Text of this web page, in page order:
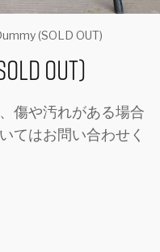
(SOLD OUT)
OUT)
傷や汚れがある場合
てはお問い合わせく